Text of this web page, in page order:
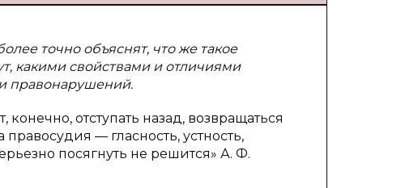
точно объяснят, что же такое
какими свойствами и отличиями
правонарушений.
отступать назад, возвращаться
— гласность, устность,
посягнуть не решится» А. Ф.